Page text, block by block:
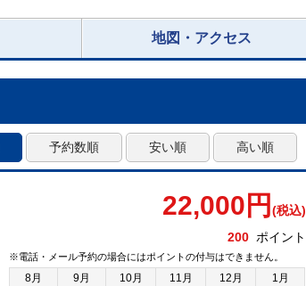
地図・アクセス
予約数順 安い順 高い順
22,000 円 (税込)
200 ポイント
※電話・メール予約の場合にはポイントの付与はできません。
8月 9月 10月 11月 12月 1月